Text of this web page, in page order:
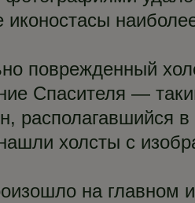
поврежденный
Спасителя —
располагавшийся
холсты с
на главном